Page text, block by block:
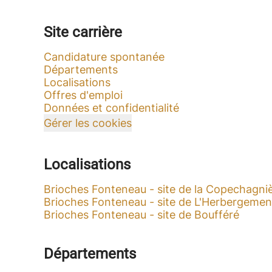
Site carrière
Candidature spontanée
Départements
Localisations
Offres d'emploi
Données et confidentialité
Gérer les cookies
Localisations
Brioches Fonteneau - site de la
Brioches Fonteneau - site de
Brioches Fonteneau - site de Boufféré
Départements